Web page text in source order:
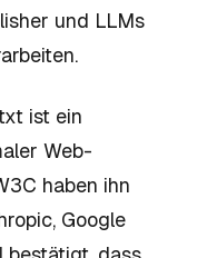
und LLMs
ist ein
Web-
haben ihn
Google